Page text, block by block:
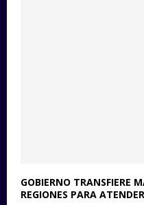
GOBIERNO TRANSFIERE
REGIONES PARA